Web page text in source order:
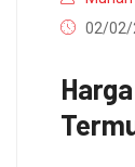
02/02/